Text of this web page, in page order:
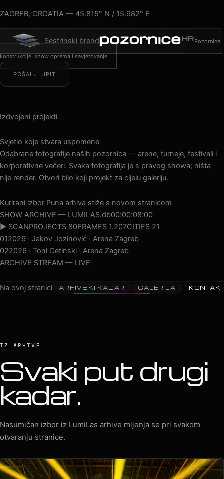
ZAGREB, CROATIA — 45.815° N / 15.982° E
Sestrinski brend Pozornice,
konstrukcije, show oprema i savjetovanje
POŠALJI UPIT
Izdvojeni projekti
Svjetlo koje stvara uspomene
Odabrane fotografije naših pozornica — arene, turneje, festivali i
korporativne večeri. Svaka fotografija je s pravog showa; ništa
nije render. Otvori bilo koji projekt za cijelu galeriju.
Kurirani izbor Puna arhiva stiže s novom stranicom
SHOW ARCHIVE — LUMILAS.db00:00:10:21
▶ SCANPROJECTS 80FRAMES 1.207CITIES 21
012026 · Jakov Jozinović · Arena Zagreb
022026 · Toni Cetinski · Arena Zagreb
032026 · Sergej Ćetković · Arena Zagreb
ARCHIVE STREAM — LIVE
IZ ARHIVE
Svaki put drugi
kadar.
otvaranju stranice.